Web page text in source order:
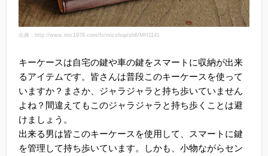
出典：http://www.mic1978.com/fs/micshop/sh6/MH1141
キーケースは自宅の鍵や車の鍵をスマートに収納が出来
るアイテムです。皆さんは普段このキーケースを使って
いますか？まさか、ジャラジャラと持ち歩いていません
よね？間違えてもこのジャラジャラと持ち歩くことは避
けましょう。
出来る男は皆このキーケースを使用して、スマートに鍵
を管理して持ち歩いています。しかも、小物ながらセン